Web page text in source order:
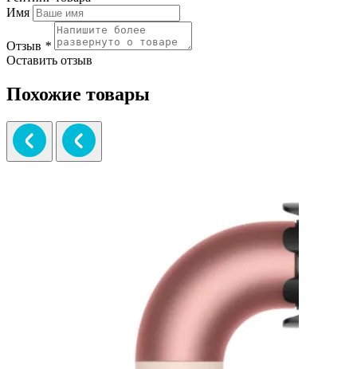
Имя
Отзыв *
Оставить отзыв
Похожие товары